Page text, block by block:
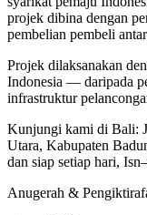
projek dibina dengan
pembelian pembeli
Projek dilaksanakan
Indonesia — daripada
infrastruktur
Kunjungi kami di Bali:
Utara, Kabupaten
dan siap setiap hari,
Anugerah &